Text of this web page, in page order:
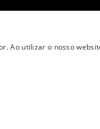
Ao utilizar o nosso